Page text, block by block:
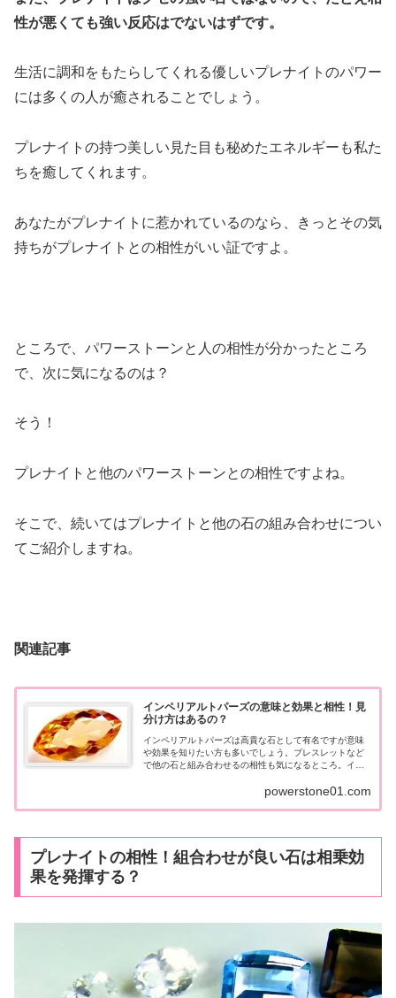
性が悪くても強い反応はでないはずです。
生活に調和をもたらしてくれる優しいプレナイトのパワー
には多くの人が癒されることでしょう。
プレナイトの持つ美しい見た目も秘めたエネルギーも私た
ちを癒してくれます。
あなたがプレナイトに惹かれているのなら、きっとその気
持ちがプレナイトとの相性がいい証ですよ。
ところで、パワーストーンと人の相性が分かったところ
で、次に気になるのは？
そう！
プレナイトと他のパワーストーンとの相性ですよね。
そこで、続いてはプレナイトと他の石の組み合わせについ
てご紹介しますね。
関連記事
インペリアルトパーズの意味と効果と相性！見
分け方はあるの？
インペリアルトパーズは高貴な石として有名ですが意味
や効果を知りたい方も多いでしょう。ブレスレットなど
で他の石と組み合わせるの相性も気になるところ。イン
合わせを詳しく説明しますね。powerstone01.com
プレナイトの相性！組合わせが良い石は相乗効
果を発揮する？